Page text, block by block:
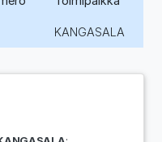
KANGASALA